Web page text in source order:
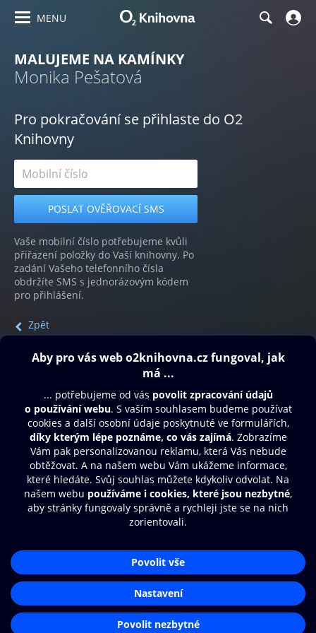
MENU
MALUJEME NA KAMÍNKY
Monika Pešatová
Pro pokračování se přihlaste do O2
Knihovny
Vaše mobilní číslo potřebujeme kvůli
přiřazení položky do Vaší knihovny. Po
zadání Vašeho telefonního čísla
obdržíte SMS s jednorázovým kódem
pro přihlášení.
Zpět
Obsah ke stažení
Moje O2 Knihovna
Další zábava
© O2 Czech Republic a.s.
Přístupnost
Zásady zpracování osobních údajů
Nastavení cookies
Aplikace O2 Knihovna
Čti a poslouchej své e-knihy a
audioknihy rychleji a pohodlněji.